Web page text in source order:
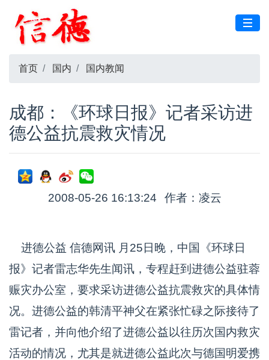
首页 国内 国内教闻
成都：《环球日报》记者采访进
德公益抗震救灾情况
2008-05-26 16:13:24 作者：凌云
进德公益 信德网讯 月25日晚，中国《环球日
报》记者雷志华先生闻讯，专程赶到进德公益驻蓉
赈灾办公室，要求采访进德公益抗震救灾的具体情
况。进德公益的韩清平神父在紧张忙碌之际接待了
雷记者，并向他介绍了进德公益以往历次国内救灾
活动的情况，尤其是就进德公益此次与德国明爱携